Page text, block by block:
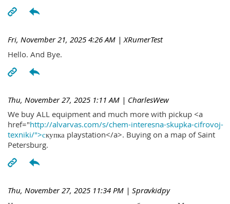
Fri, November 21, 2025 4:26 AM | XRumerTest
Hello. And Bye.
Thu, November 27, 2025 1:11 AM | CharlesWew
We buy ALL equipment and much more with pickup <a
href="http://alvarvas.com/s/chem-interesna-skupka-cifrovoj-
texniki/">скупка playstation</a>. Buying on a map of Saint
Petersburg.
Thu, November 27, 2025 11:34 PM | Spravkidpy